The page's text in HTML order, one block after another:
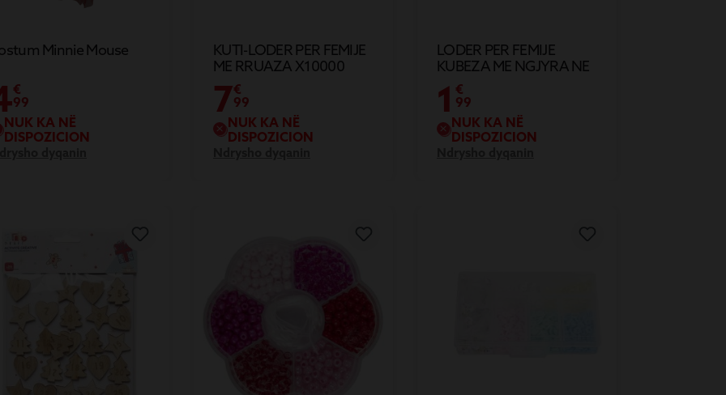
Minnie Mouse
€
99
NUK KA NË
DISPOZICION
KUTI-LODER PER FEMIJE
ME RRUAZA X10000
L30.5X5X31
7€
99
NUK KA NË
DISPOZICION
LODER PER FEMIJE
KUBEZA ME NGJYRA NE
FORM LEPURI
1 €
99
NUK KA NË
DISPOZICION